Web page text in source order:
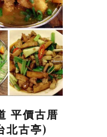
平價古厝
北古亭)